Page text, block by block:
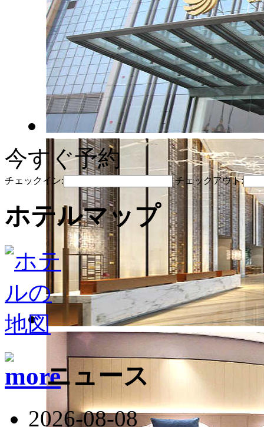
今すぐ予約
チェックイン: チェックアウト:
ホテルマップ
ニュース
2026-08-08